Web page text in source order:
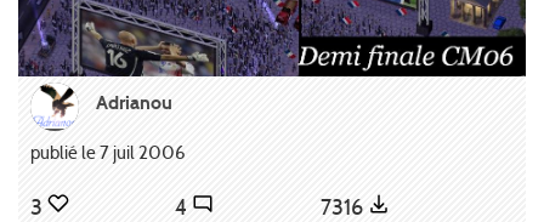
Adrianou
publié le 7 juil 2006
3 4 7316